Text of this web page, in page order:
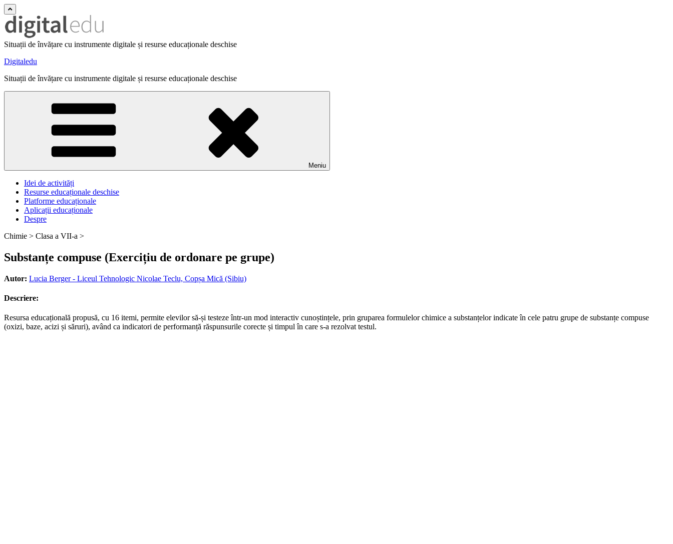
Situații de învățare cu instrumente digitale și resurse educaționale deschise
Digitaledu
Situații de învățare cu instrumente digitale și resurse educaționale deschise
Meniu
Idei de activități
Resurse educaționale deschise
Platforme educaționale
Aplicații educaționale
Despre
Chimie > Clasa a VII-a >
Substanțe compuse (Exercițiu de ordonare pe grupe)
Autor: Lucia Berger - Liceul Tehnologic Nicolae Teclu, Copșa Mică (Sibiu)
Descriere:
Resursa educațională propusă, cu 16 itemi, permite elevilor să-și testeze într-un mod interactiv cunoștințele, prin gruparea formulelor chimice a substanțelor indicate în cele patru grupe de substanțe compuse
(oxizi, baze, acizi și săruri), având ca indicatori de performanță răspunsurile corecte și timpul în care s-a rezolvat testul.